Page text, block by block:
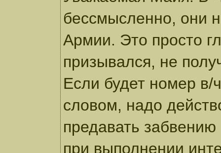
бессмысленно, они
Армии. Это просто
призывался, не
Если будет номер
словом, надо
предавать
при выполнении